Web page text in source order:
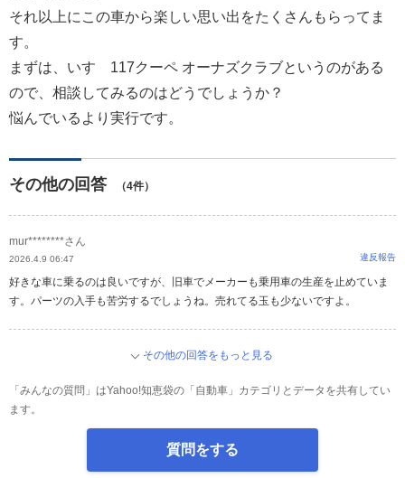
それ以上にこの車から楽しい思い出をたくさんもらってま
す。
まずは、いすゞ117クーペ オーナズクラブというのがある
ので、相談してみるのはどうでしょうか？
悩んでいるより実行です。
その他の回答 （4件）
mur********さん
2026.4.9 06:47 違反報告
好きな車に乗るのは良いですが、旧車でメーカーも乗用車の生産を止めていま
す。パーツの入手も苦労するでしょうね。売れてる玉も少ないですよ。
その他の回答をもっと見る
「みんなの質問」はYahoo!知恵袋の「自動車」カテゴリとデータを共有してい
ます。
質問をする